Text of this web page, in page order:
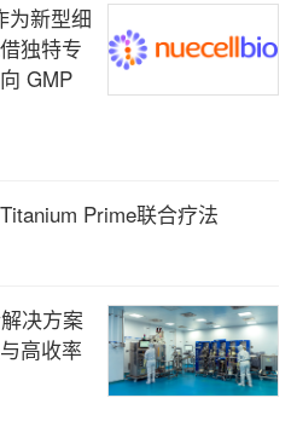
为新型细
独特专
GMP
Prime联合疗法
决方案
高收率